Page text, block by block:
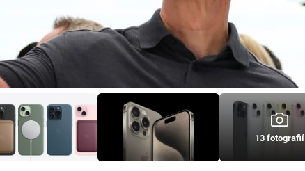
13 fotografií